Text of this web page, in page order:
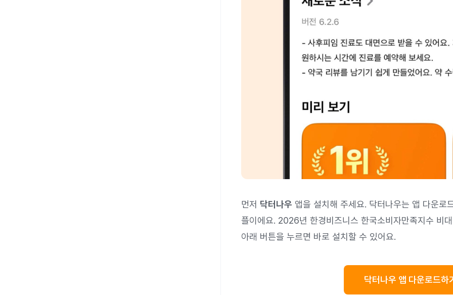
먼저 닥터나우 앱을 설치해 주세요. 닥터나우는 앱 다운
플이에요. 2026년 한경비즈니스 한국소비자만족지수 비
아래 버튼을 누르면 바로 설치할 수 있어요.
닥터나우 앱 다운로드하